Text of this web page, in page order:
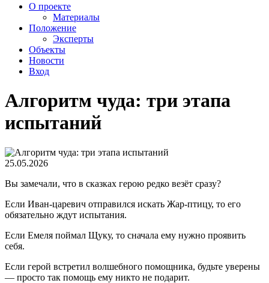
О проекте
Материалы
Положение
Эксперты
Объекты
Новости
Вход
Алгоритм чуда: три этапа
испытаний
25.05.2026
Вы замечали, что в сказках герою редко везёт сразу?
Если Иван-царевич отправился искать Жар-птицу, то его
обязательно ждут испытания.
Если Емеля поймал Щуку, то сначала ему нужно проявить
себя.
Если герой встретил волшебного помощника, будьте уверены
— просто так помощь ему никто не подарит.